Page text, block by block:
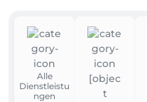
Team an der Rezeption
willkommen zu heißen.
Alle
Dienstleistu
ngen